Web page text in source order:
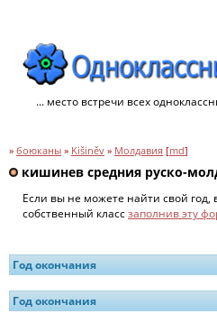
... место встречи всех
» боюканы » Kišiněv » Молдавия [md]
кишинев средния руско-
Если вы не можете найти свой год,
собственный классзаполнив эту
Год окончания
Год окончания